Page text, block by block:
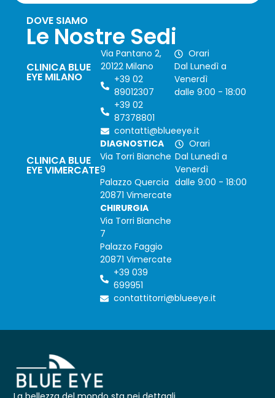
DOVE SIAMO
Le Nostre Sedi
CLINICA BLUE
EYE MILANO
Via Pantano 2,
20122 Milano
+39 02
89012307
+39 02
87378801
contatti@blueeye.it
Orari
Dal Lunedì a
Venerdì
dalle 9:00 - 18:00
CLINICA BLUE
EYE VIMERCATE
DIAGNOSTICA
Via Torri Bianche
9
Palazzo Quercia
20871 Vimercate
CHIRURGIA
Via Torri Bianche
7
Palazzo Faggio
20871 Vimercate
+39 039
699951
contattitorri@blueeye.it
Orari
Dal Lunedì a
Venerdì
dalle 9:00 - 18:00